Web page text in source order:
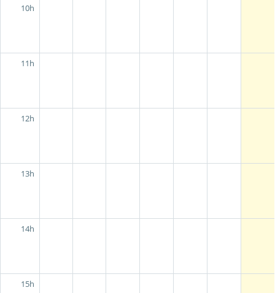
10h
11h
12h
13h
14h
15h